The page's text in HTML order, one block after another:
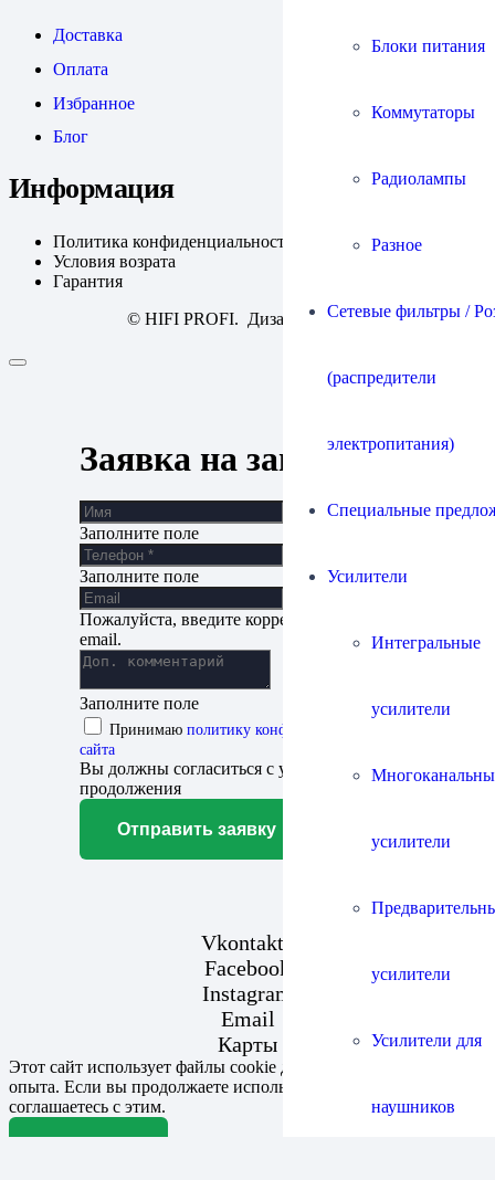
Блоки питания
Коммутаторы
Радиолампы
Разное
Сетевые фильтры /
(распредители
электропитания)
Специальные
Усилители
Интегральные
усилители
усилители
усилители
Усилители для
наушников
Доставка
Оплата
Избранное
Блог
Информация
Политика конфиденциальности
Условия возрата
Гарантия
© HIFI PROFI. Дизайн:fineweb
Заявка на запись
Заполните поле
Заполните поле
Пожалуйста, введите корректный адрес
email.
Заполните поле
Принимаю политику конфиденциальности
сайта
Вы должны согласиться с условиями для
продолжения
Отправить заявку
Vkontakte
Facebook
Instagram
Email
Карты
Этот сайт использует файлы cookie для улучшения вашего
опыта. Если вы продолжаете использовать этот сайт, вы
соглашаетесь с этим.